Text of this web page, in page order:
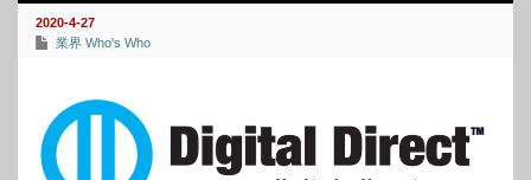
2020-4-27
業界 Who's Who